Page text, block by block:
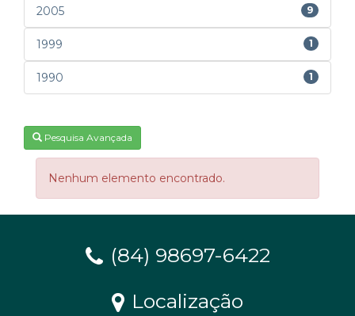
2005 9
1999 1
1990 1
Pesquisa Avançada
Nenhum elemento encontrado.
(84) 98697-6422
Localização